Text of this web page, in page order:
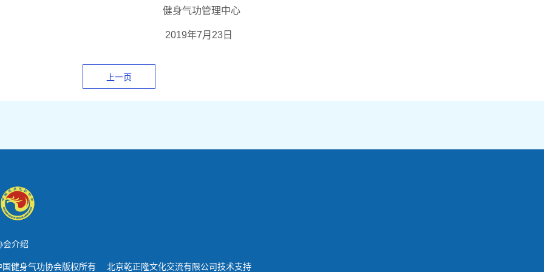
健身气功管理中心
2019年7月 23 日
上一页
会介绍
国健身气功协会版权所有 北京乾正隆文化交流有限公司技术支持